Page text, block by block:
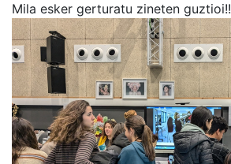
Mila esker gerturatu zineten guztioi!!